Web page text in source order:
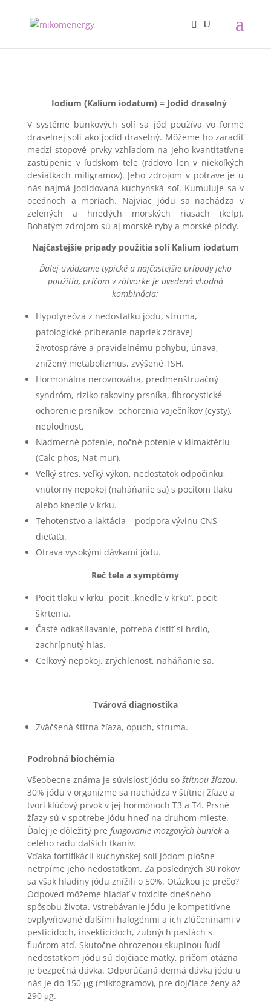
Iodium (Kalium iodatum) = Jodid draselný
V systéme bunkových solí sa jód používa vo forme
draselnej soli ako jodid draselný. Môžeme ho zaradiť
medzi stopové prvky vzhľadom na jeho kvantitatívne
zastúpenie v ľudskom tele (rádovo len v niekoľkých
desiatkach miligramov). Jeho zdrojom v potrave je u
nás najmä jodidovaná kuchynská soľ. Kumuluje sa v
oceánoch a moriach. Najviac jódu sa nachádza v
zelených a hnedých morských riasach (kelp).
Bohatým zdrojom sú aj morské ryby a morské plody.
Najčastejšie prípady použitia soli Kalium iodatum
Ďalej uvádzame typické a najčastejšie prípady jeho
použitia, pričom v zátvorke je uvedená vhodná
kombinácia:
Hypotyreóza z nedostatku jódu, struma,
patologické priberanie napriek zdravej
životospráve a pravidelnému pohybu, únava,
znížený metabolizmus, zvýšené TSH.
Hormonálna nerovnováha, predmenštruačný
syndróm, riziko rakoviny prsníka, fibrocystické
ochorenie prsníkov, ochorenia vaječníkov (cysty),
neplodnosť.
Nadmerné potenie, nočné potenie v klimaktériu
(Calc phos, Nat mur).
Veľký stres, veľký výkon, nedostatok odpočinku,
vnútorný nepokoj (naháňanie sa) s pocitom tlaku
alebo knedle v krku.
Tehotenstvo a laktácia – podpora vývinu CNS
dieťaťa.
Otrava vysokými dávkami jódu.
Reč tela a symptómy
Pocit tlaku v krku, pocit „knedle v krku“, pocit
škrtenia.
Časté odkašliavanie, potreba čistiť si hrdlo,
zachrípnutý hlas.
Celkový nepokoj, zrýchlenosť, naháňanie sa.
Tvárová diagnostika
Zväčšená štítna žľaza, opuch, struma.
Podrobná biochémia
Všeobecne známa je súvislosť jódu so štítnou žľazou.
30% jódu v organizme sa nachádza v štítnej žľaze a
tvorí kľúčový prvok v jej hormónoch T3 a T4. Prsné
žľazy sú v spotrebe jódu hneď na druhom mieste.
Ďalej je dôležitý pre fungovanie mozgových bunieka
celého radu ďalších tkanív.
Vďaka fortifikácii kuchynskej soli jódom plošne
netrpíme jeho nedostatkom. Za posledných 30 rokov
sa však hladiny jódu znížili o 50%. Otázkou je prečo?
Odpoveď môžeme hľadať v toxicite dnešného
spôsobu života. Vstrebávanie jódu je kompetitívne
ovplyvňované ďalšími halogénmi a ich zlúčeninami v
pesticídoch, insekticídoch, zubných pastách s
fluórom atď. Skutočne ohrozenou skupinou ľudí
nedostatkom jódu sú dojčiace matky, pričom otázna
je bezpečná dávka. Odporúčaná denná dávka jódu u
nás je do 150 μg (mikrogramov), pre dojčiace ženy až
290 μg.